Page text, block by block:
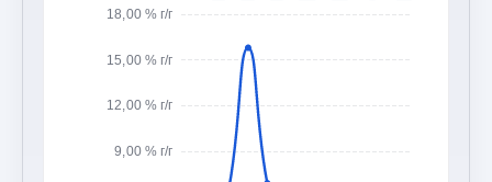
9,00 % г/г
12,00 % г/г
15,00 % г/г
18,00 % г/г